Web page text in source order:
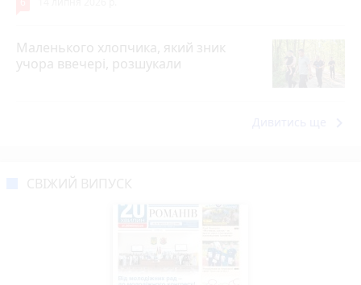
Маленького хлопчика, який зник
учора ввечері, розшукали